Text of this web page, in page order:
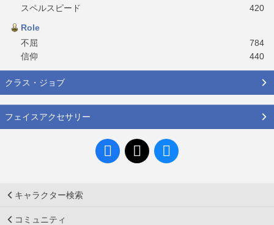
スペルスピード
420
Role
不屈
784
信仰
440
クラス・ジョブ
フェイスアクセサリー
キャラクター検索
コミュニティ